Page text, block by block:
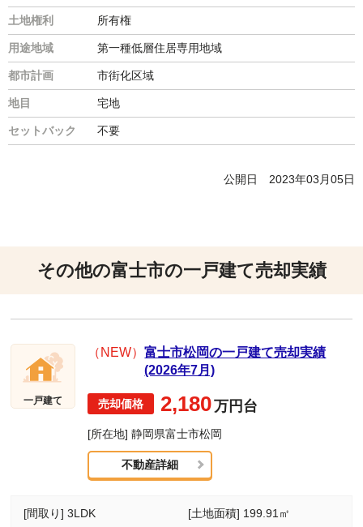
土地権利 所有権
用途地域 第一種低層住居専用地域
都市計画 市街化区域
地目 宅地
セットバック 不要
公開日 2023年03月05日
その他の富士市の一戸建て売却実績
一戸建て
（NEW）富士市松岡の一戸建て売却実績
(2026年7月)
2,180万円台
[所在地] 静岡県富士市松岡
不動産詳細
[間取り] 3LDK
[土地面積] 199.91㎡